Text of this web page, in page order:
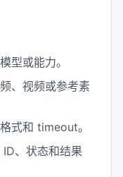
型或能力。
、视频或参考素
式和 timeout。
、状态和结果